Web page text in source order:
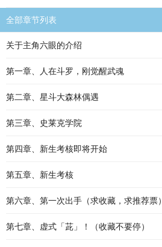
全部章节列表
关于主角六眼的介绍
第一章、人在斗罗，刚觉醒武魂
第二章、星斗大森林偶遇
第三章、史莱克学院
第四章、新生考核即将开始
第五章、新生考核
第六章、第一次出手（求收藏，求推荐票）
第七章、虚式「茈」！（收藏不要停）